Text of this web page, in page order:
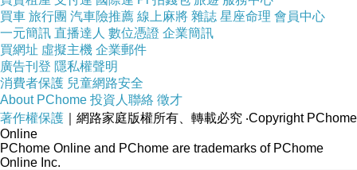
買車 旅行團 汽車險推薦 線上麻將 雜誌 星座命理 會員中心
一元簡訊 直播達人 數位憑證 企業簡訊
買網址 虛擬主機 企業郵件
廣告刊登 隱私權聲明
消費者保護 兒童網路安全
About PChome 投資人聯絡 徵才
著作權保護 ｜網路家庭版權所有、轉載必究 ‧Copyright PChome
Online
PChome Online and PChome are trademarks of PChome
Online Inc.